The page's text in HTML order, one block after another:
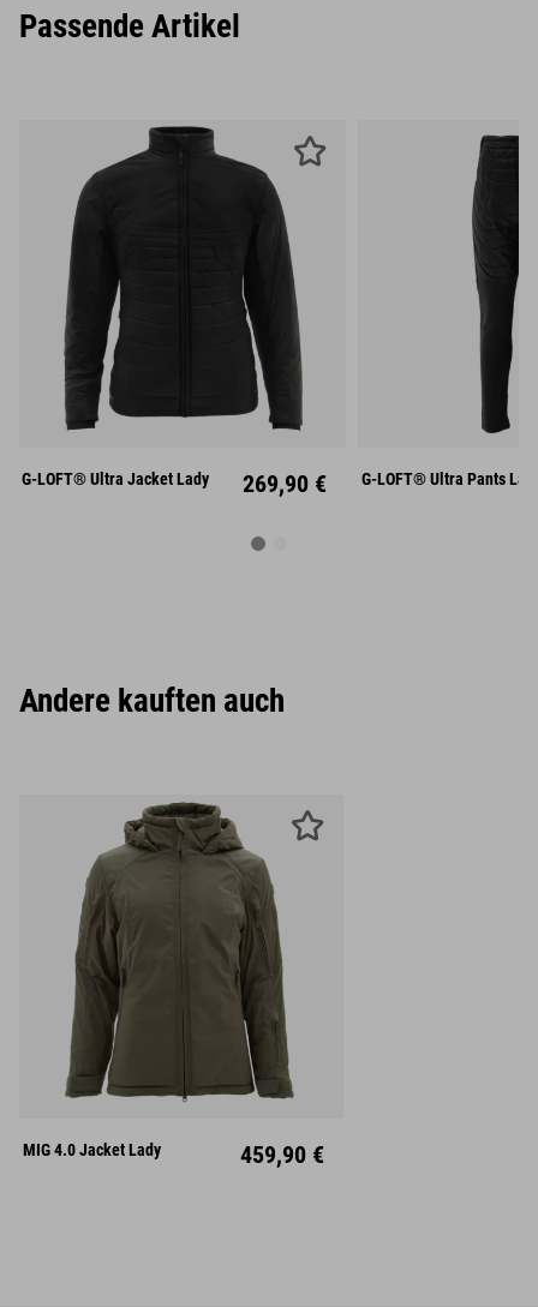
Passende Artikel
XS M
XL XXL
G-LOFT® Ultra Jacket Lady 269,90 € L
G-LOFT® Ultra Pants
Andere kauften auch
XS M
L XXL
MIG 4.0 Jacket Lady 459,90 €